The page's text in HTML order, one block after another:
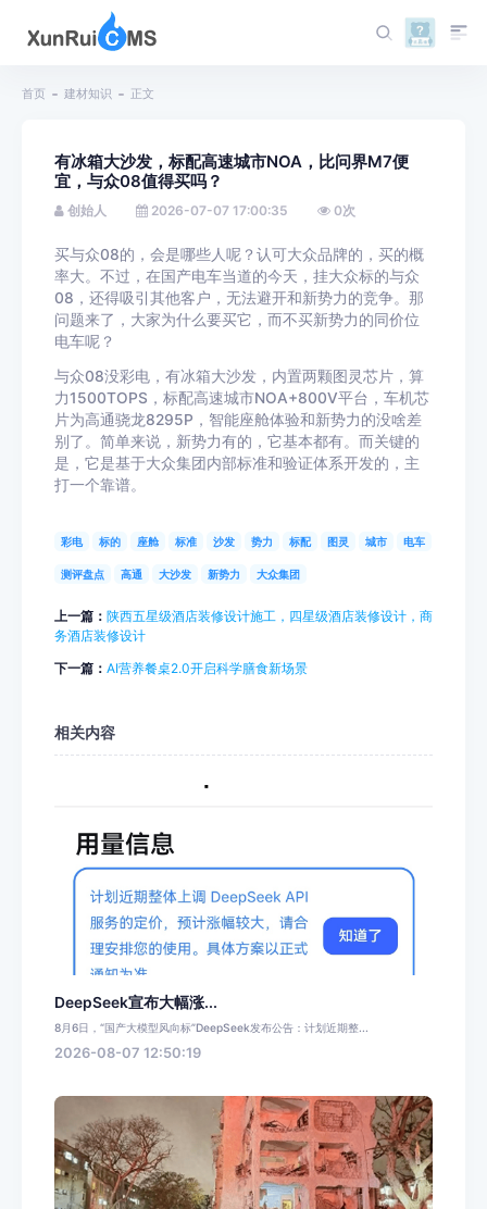
首页 建材知识 正文
有冰箱大沙发，标配高速城市NOA，比问界M7便
宜，与众08值得买吗？
创始人 2026-07-07 17:00:35 0次
买与众08的，会是哪些人呢？认可大众品牌的，买的概
率大。不过，在国产电车当道的今天，挂大众标的与众
08，还得吸引其他客户，无法避开和新势力的竞争。那
问题来了，大家为什么要买它，而不买新势力的同价位
电车呢？
与众08没彩电，有冰箱大沙发，内置两颗图灵芯片，算
力1500TOPS，标配高速城市NOA+800V平台，车机芯
片为高通骁龙8295P，智能座舱体验和新势力的没啥差
别了。简单来说，新势力有的，它基本都有。而关键的
是，它是基于大众集团内部标准和验证体系开发的，主
打一个靠谱。
彩电 标的 座舱 标准 沙发 势力 标配 图灵 城市 电车
测评盘点 高通 大沙发 新势力 大众集团
上一篇： 陕西五星级酒店装修设计施工，四星级酒店装修设计，商
务酒店装修设计
下一篇： AI营养餐桌2.0开启科学膳食新场景
相关内容
DeepSeek宣布大幅涨...
8月6日，“国产大模型风向标”DeepSeek发布公告：计划近期整...
2026-08-07 12:50:19